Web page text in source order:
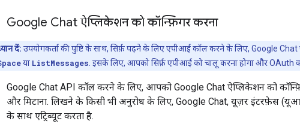
Google Chat ऐप्लिकेशन को कॉन्फ़िगर करना
दें: उपयोगकर्ता की पुष्टि के साथ, सिर्फ़ पढ़ने के लिए एपीआई कॉल करने के लिए, Google
या ListMessages . इसके लिए, आपको सिर्फ़ एपीआई को चालू करना होगा और OAuth
Google Chat API कॉल करने के लिए, आपको Google Chat ऐप्लिकेशन को
और मिटाना. लिखने के किसी भी अनुरोध के लिए, Google Chat, यूज़र इंटरफ़ेस
के साथ एट्रिब्यूट करता है.